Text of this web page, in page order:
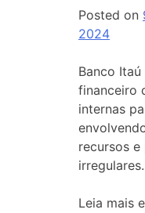
Posted on
2024
Banco
financeiro
internas
recursos
irregulares.
Leia mais